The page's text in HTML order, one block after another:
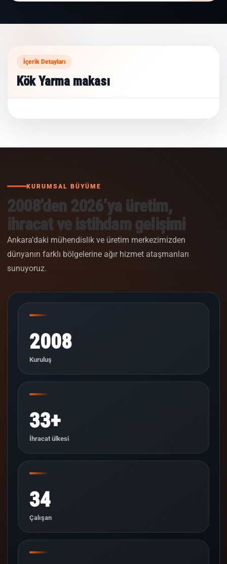
İçerik Detayları
Kök Yarma makası
KURUMSAL BÜYÜME
2008’den 2026’ya üretim,
ihracat ve istihdam gelişimi
Ankara’daki mühendislik ve üretim merkezimizden
dünyanın farklı bölgelerine ağır hizmet ataşmanları
sunuyoruz.
2008
Kuruluş
33+
İhracat ülkesi
34
Çalışan